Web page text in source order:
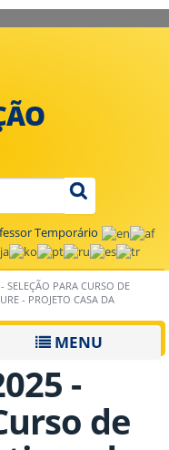
Temporário
SELEÇÃO PARA CURSO DE
- PROJETO CASA DA
MENU
-
de